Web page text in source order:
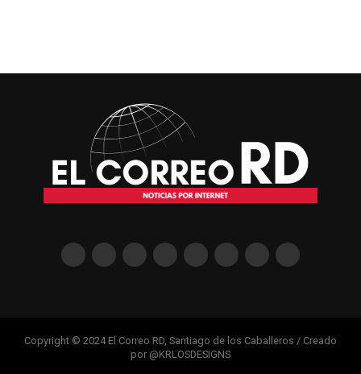
Copyright © 2024 El Correo RD, Santiago de los Caballeros / Creado
por @KRLOSDESIGNS